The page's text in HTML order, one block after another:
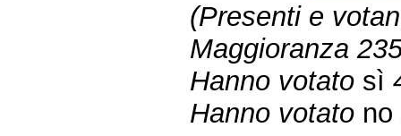
(Presenti e
Maggioranza
Hanno votato sì
Hanno votato no